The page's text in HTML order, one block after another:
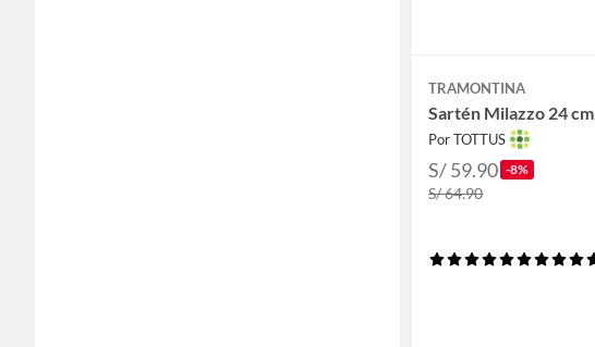
TRAMONTINA
Sartén Milazzo 24 cm
Por TOTTUS
S/ 59.90 -8%
S/ 64.90